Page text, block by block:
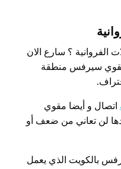
؟ سارع الان
سيرفس منطقة
اتصال و أيضا مقوي
لن تعاني من ضعف أو
بالكويت الذي يعمل